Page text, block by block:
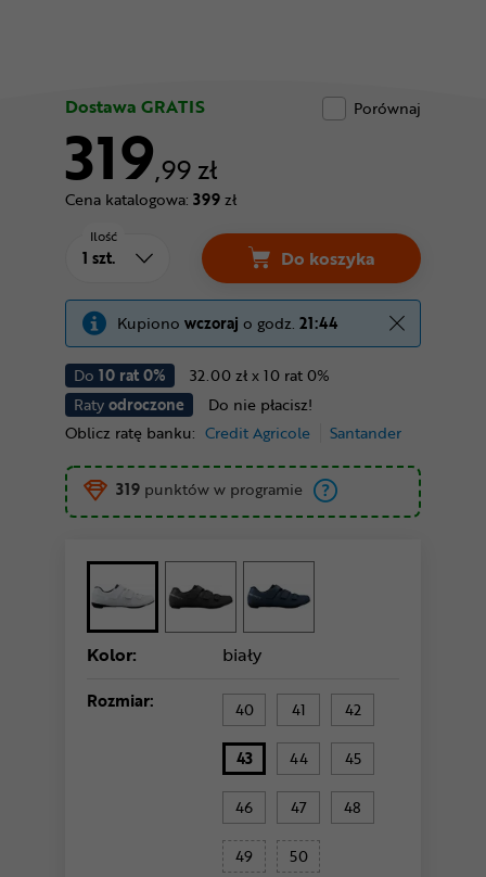
Dostawa GRATIS Porównaj
319,99 zł
Cena katalogowa: 399zł
Do 10 rat 0%
32.00 zł x 10 rat 0%
Ratyodroczone
Do nie płacisz!
Oblicz ratę banku: Credit Agricole Santander
Ilość
Do koszyka
Kupiono wczoraj o godz. 21:44
319 punktów w programie
Kolor: biały
Rozmiar: 40 41 42
43 44 45
46 47 48
49 50